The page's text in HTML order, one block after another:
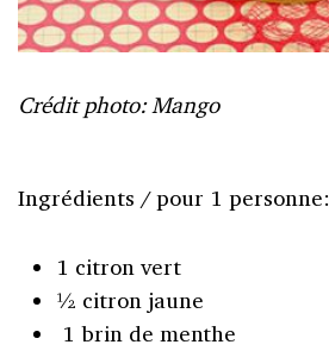
Crédit photo: Mango
Ingrédients / pour 1 personne:
1 citron vert
½ citron jaune
1 brin de menthe